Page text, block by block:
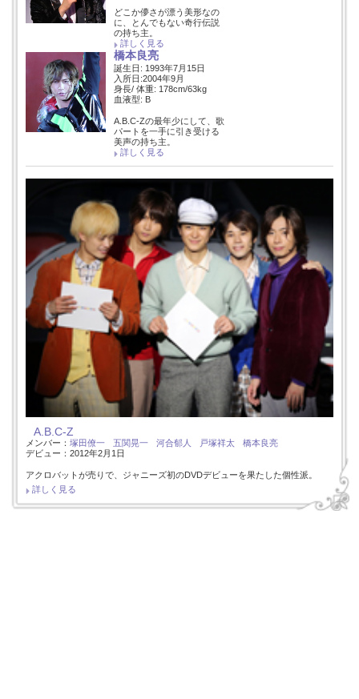
どこか儚さが漂う美形なの
に、とんでもない奇行伝説
の持ち主。
詳しく見る
橋本良亮
誕生日: 1993年7月15日
入所日:2004年9月
身長/ 体重: 178cm/63kg
血液型: B
A.B.C-Zの最年少にして、歌
パートを一手に引き受ける
美声の持ち主。
詳しく見る
A.B.C-Z
メンバー： 塚田僚一 五関晃一 河合郁人 戸塚祥太
橋本良亮
デビュー：2012年2月1日
アクロバットが売りで、ジャニーズ初のDVDデビューを果たした個性派。
詳しく見る